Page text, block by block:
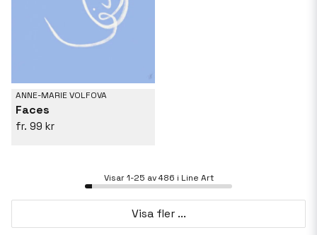
ANNE-MARIE VOLFOVA
Faces
99 kr
Visar 1-25 av 486 i Line Art
Visa fler ...